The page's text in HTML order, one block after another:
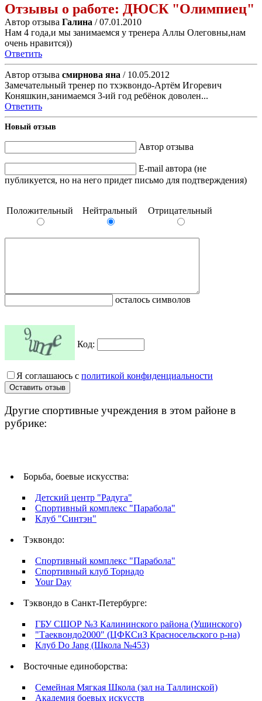
Отзывы о работе: ДЮСК "Олимпиец"
Автор отзыва Галина / 07.01.2010
Нам 4 года,и мы занимаемся у тренера Аллы Олеговны,нам
очень нравится))
Ответить
Автор отзыва смирнова яна / 10.05.2012
Замечательный тренер по тхэквондо-Артём Игоревич
Коняшкин,занимаемся 3-ий год ребёнок доволен...
Ответить
Новый отзыв
Автор отзыва
E-mail автора (не
публикуется, но на него придет письмо для подтверждения)
Положительный Нейтральный Отрицательный
осталось символов
Код:
Я соглашаюсь с политикой конфиденциальности
Другие спортивные учреждения в этом районе в
рубрике:
Борьба, боевые искусства:
Детский центр "Радуга"
Спортивный комплекс "Парабола"
Клуб "Синтэн"
Тэквондо:
Спортивный комплекс "Парабола"
Спортивный клуб Торнадо
Your Day
Тэквондо в Санкт-Петербурге:
ГБУ СШОР №3 Калининского района (Ушинского)
"Таеквондо2000" (ЦФКСиЗ Красносельского р-на)
Клуб Do Jang (Школа №453)
Восточные единоборства:
Семейная Мягкая Школа (зал на Таллинской)
Академия боевых искусств